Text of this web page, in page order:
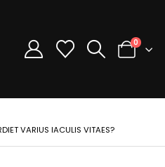
0
VARIUS IACULIS VITAES?